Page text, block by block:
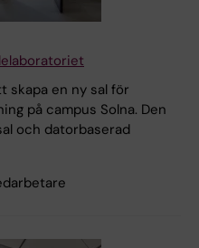
skapa en ny sal för
på campus Solna. Den
och datorbaserad